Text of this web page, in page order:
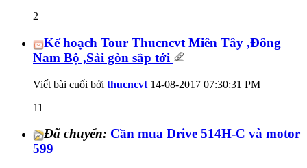
2
Kế hoạch Tour Thucncvt Miên Tây ,Đông
Nam Bộ ,Sài gòn sắp tới
Viết bài cuối bởi thucncvt 14-08-2017 07:30:31 PM
11
Đã chuyển: Cần mua Drive 514H-C và motor
599